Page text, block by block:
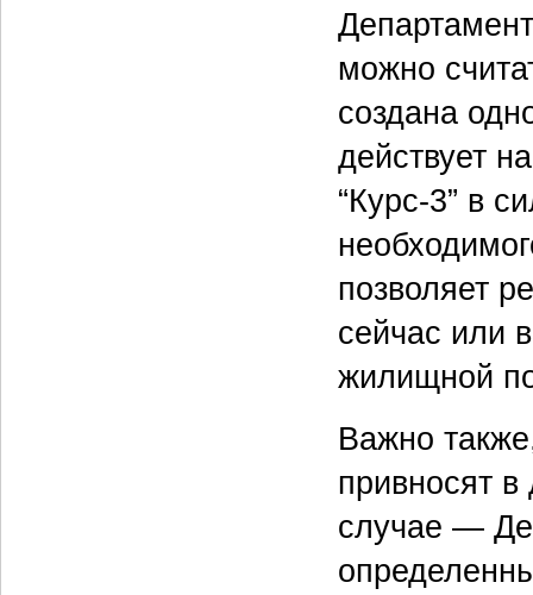
можно
создана
действует
“Курс-3” в
позволяет
сейчас или
жилищной
Важно
привносят
случае —